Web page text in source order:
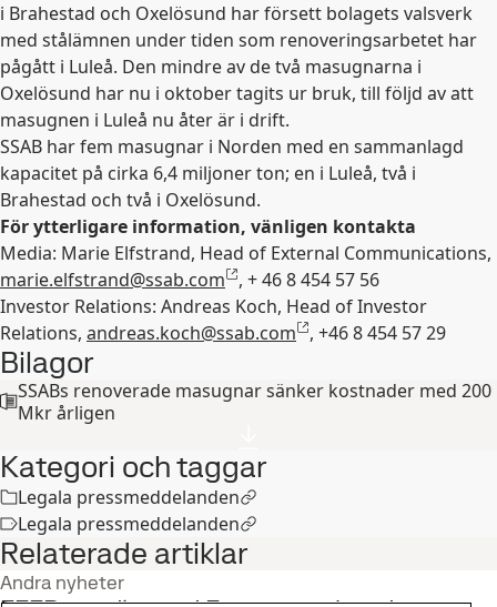
i Brahestad och Oxelösund har försett bolagets valsverk
med stålämnen under tiden som renoveringsarbetet har
pågått i Luleå. Den mindre av de två masugnarna i
Oxelösund har nu i oktober tagits ur bruk, till följd av att
masugnen i Luleå nu åter är i drift.
SSAB har fem masugnar i Norden med en sammanlagd
kapacitet på cirka 6,4 miljoner ton; en i Luleå, två i
Brahestad och två i Oxelösund.
För ytterligare information, vänligen kontakta
Media: Marie Elfstrand, Head of External Communications,
marie.elfstrand@ssab.com
, + 46 8 454 57 56
Investor Relations: Andreas Koch, Head of Investor
Relations, andreas.koch@ssab.com , +46 8 454 57 29
Bilagor
SSABs renoverade masugnar sänker kostnader med 200
Mkr årligen
Kategori och taggar
Legala pressmeddelanden
Legala pressmeddelanden
Relaterade artiklar
Andra nyheter